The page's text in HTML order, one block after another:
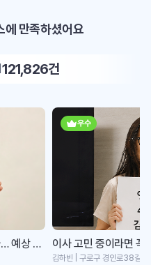
에 만족하셨어요
121,826건
38개월 아이와 함께한 두 번째 이사… 예상 못한 1박2...
우수
김하빈 | 구로구 경인로38길